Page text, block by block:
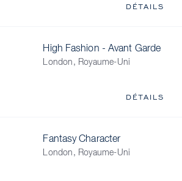
DÉTAILS
High Fashion - Avant Garde
London, Royaume-Uni
DÉTAILS
Fantasy Character
London, Royaume-Uni